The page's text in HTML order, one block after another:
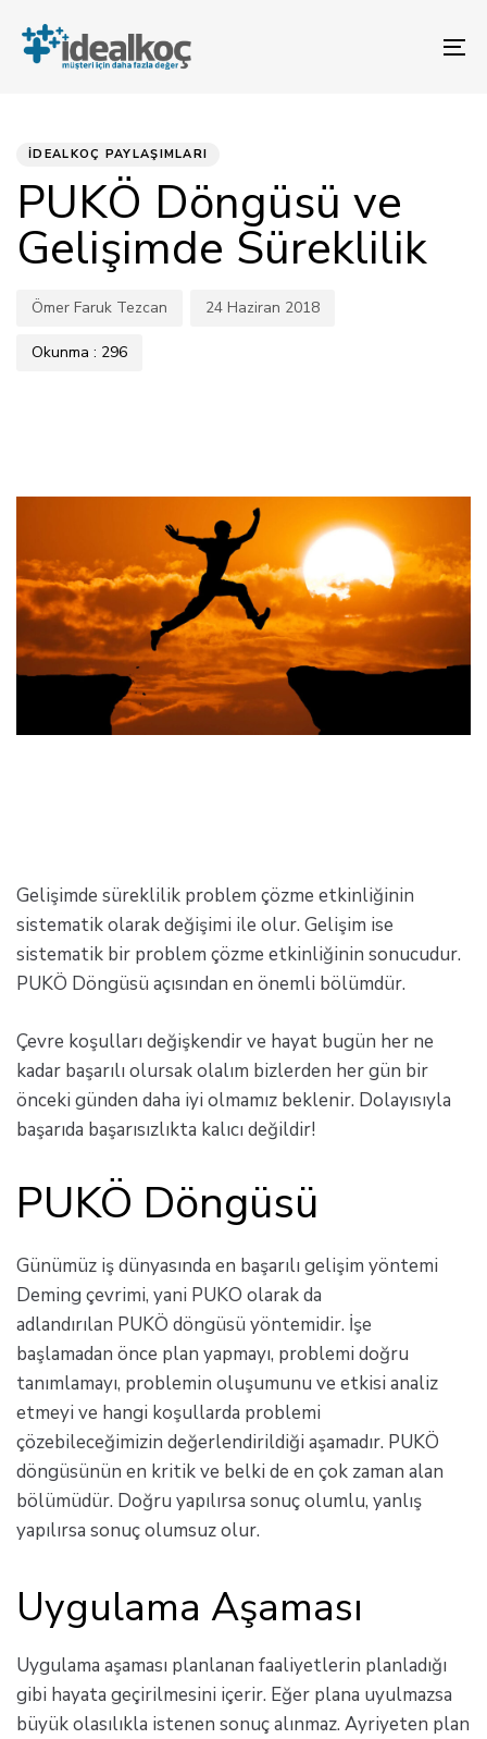
atla
gezinme
bölümüne
atlaİDEALKOÇ PAYLAŞIMLARI
PUKÖ Döngüsü ve
Gelişimde Süreklilik
Ömer Faruk Tezcan 24 Haziran 2018
Okunma : 296
Gelişimde süreklilik problem çözme etkinliğinin
sistematik olarak değişimi ile olur. Gelişim ise
sistematik bir problem çözme etkinliğinin sonucudur.
PUKÖ Döngüsü açısından en önemli bölümdür.
Çevre koşulları değişkendir ve hayat bugün her ne
kadar başarılı olursak olalım bizlerden her gün bir
önceki günden daha iyi olmamız beklenir. Dolayısıyla
başarıda başarısızlıkta kalıcı değildir!
PUKÖ Döngüsü
Günümüz iş dünyasında en başarılı gelişim yöntemi
Deming çevrimi, yani PUKO olarak da
adlandırılan PUKÖ döngüsü yöntemidir. İşe
başlamadan önce plan yapmayı, problemi doğru
tanımlamayı, problemin oluşumunu ve etkisi analiz
etmeyi ve hangi koşullarda problemi
çözebileceğimizin değerlendirildiği aşamadır. PUKÖ
döngüsünün en kritik ve belki de en çok zaman alan
bölümüdür. Doğru yapılırsa sonuç olumlu, yanlış
yapılırsa sonuç olumsuz olur.
Uygulama Aşaması
Uygulama aşaması planlanan faaliyetlerin planladığı
gibi hayata geçirilmesini içerir. Eğer plana uyulmazsa
büyük olasılıkla istenen sonuç alınmaz. Ayriyeten plan